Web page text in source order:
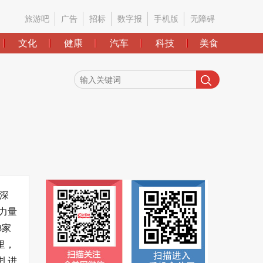
旅游吧 广告 招标 数字报 手机版 无障碍
文化 健康 汽车 科技 美食
量
进